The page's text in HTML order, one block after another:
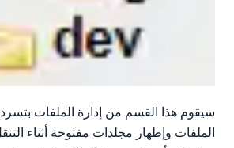
سيقوم هذا القسم من إدارة الملفات
الملفات وإظهار مجلدات مفتوحة أثناء